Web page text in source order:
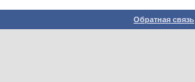
Обратная связь